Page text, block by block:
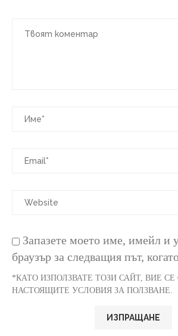
Запазете моето име, имейл и
браузър за следващия път,
*КАТО ИЗПОЛЗВАТЕ ТОЗИ САЙТ, ВИЕ СЕ
НАСТОЯЩИТЕ УСЛОВИЯ ЗА ПОЛЗВАНЕ.